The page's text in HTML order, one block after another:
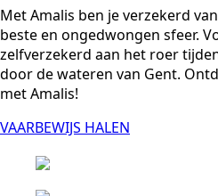
Met Amalis ben je verzekerd
beste en ongedwongen sfeer.
zelfverzekerd aan het roer
door de wateren van Gent.
met Amalis!
VAARBEWIJS HALEN